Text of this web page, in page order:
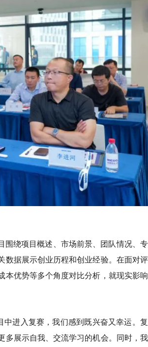
绕项目概述、市场前景、团队情况、
数据展示创业历程和创业经验。在面对
本优势等多个角度对比分析，就现实影
进入复赛，我们感到既兴奋又幸运。
多展示自我、交流学习的机会。同时，